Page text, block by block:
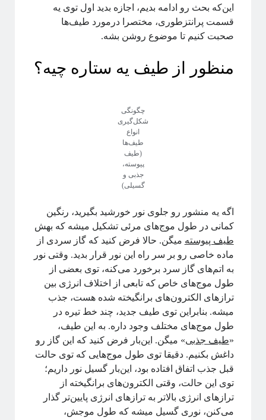
تحصیلات تکمیلی ترویج علم
درشت-دانه‌بندی دکتری روایتگری در علم
سیستم‌های پیچیده
علم شبکه
فیزیک آماری
مقیاس
نجوم
پدیدارگی پدیده‌های بحرانی
پیچیدگی
کرونا
کهکشان کوانتوم
کیهان شناسی گالیله گذار فاز
یادگیری ماشین
دسته‌ها
آموزش ریاضی
آموزشی
اخبار
اختر فیزیک
اسرار کوانتومی
این‌که بحث رو ادامه بدیم، اجازه بدید اول توی یه
قسمت پرانتزطوری، مختصرا درمورد طیف‌ها
صحبت کنیم تا موضوع روشن بشه.
منظور از طیف یه ستاره چیه؟
چگونگی
شکل‌گیری
انواع
طیف‌ها
(طیف
پیوسته،
جذبی و
گسیلی)
اگه یه منشور رو جلوی نور خورشید بگیرید، رنگین
کمانی در طول موج‌های مرئی تشکیل میشه که بهش
طیف پیوسته میگن. حالا فرض کنید که گاز سردی از
ماده خاصی رو بر سر راه این نور قرار بدید. وقتی نور
به اتم‌های گاز سرد برخورد می‌کنه، توی بعضی از
طول موج‌های خاص که تابعی از اختلاف انرژی بین
تراز‌های الکترون‌های برانگیخته شده هست، جذب
میشه. بنابراین توی طیف جدید، چند خط تیره در
طول‌ موج‌های مختلف وجود داره. به این طیف،
«طیف جذبی» میگن. این‌بار فرض کنید که این گاز رو
داغش بکنیم. دقیقا توی طول موج‌هایی که توی حالت
قبل جذب اتفاق افتاده بود، این‌بار گسیل نور داریم؛
توی این حالت، وقتی الکترون‌های برانگیخته از
ترازهای انرژی بالاتر به تراز‌های انرژی پایین‌تر گذار
می‌کنن، نوری گسیل میشه که طول موجش،